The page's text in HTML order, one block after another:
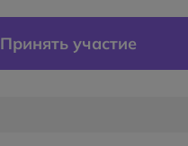
Принять участие